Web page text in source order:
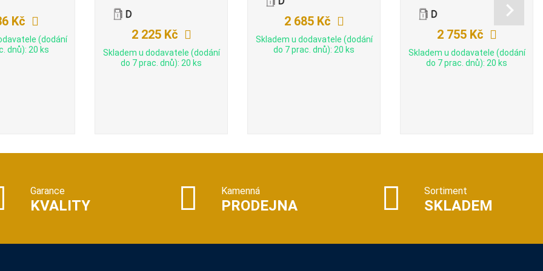
Kč
(dodání
dnů): 20 ks
2 225 Kč
Skladem u dodavatele (dodání
do 7 prac. dnů): 20 ks
2 685 Kč
Skladem u dodavatele (dodání
do 7 prac. dnů): 20 ks
2 755 Kč
Skladem u dodavatele (dodání
do 7 prac. dnů): 20 ks
Garance
KVALITY
Kamenná
PRODEJNA
Sortiment
SKLADEM